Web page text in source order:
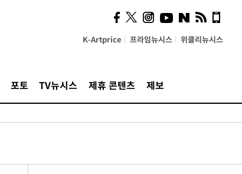
K-Artprice 프라임뉴시스 위클리뉴시스
포토 TV뉴시스 제휴 콘텐츠 제보